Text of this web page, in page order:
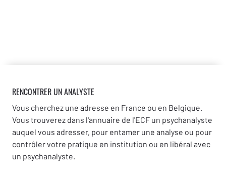
RENCONTRER UN ANALYSTE
Vous cherchez une adresse en France ou en Belgique.
Vous trouverez dans l'annuaire de l'ECF un psychanalyste
auquel vous adresser, pour entamer une analyse ou pour
contrôler votre pratique en institution ou en libéral avec
un psychanalyste.